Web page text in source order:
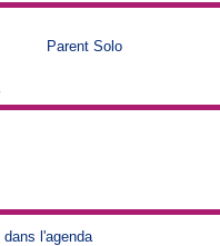
Parent Solo
l'agenda